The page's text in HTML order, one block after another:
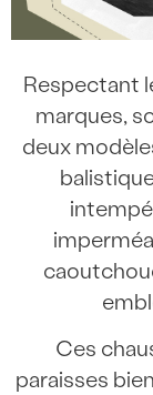
Respectant
marques,
deux
Ces
paraisses